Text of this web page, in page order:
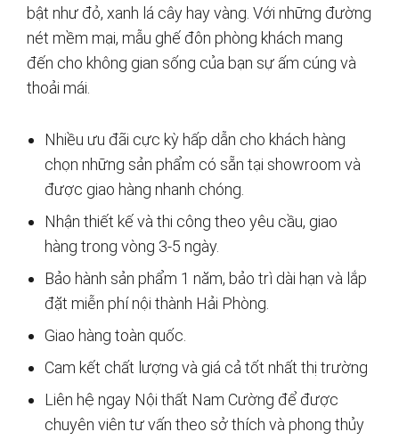
bật như đỏ, xanh lá cây hay vàng. Với những đường
nét mềm mại, mẫu ghế đôn phòng khách mang
đến cho không gian sống của bạn sự ấm cúng và
thoải mái.
Nhiều ưu đãi cực kỳ hấp dẫn cho khách hàng
chọn những sản phẩm có sẵn tại showroom và
được giao hàng nhanh chóng.
Nhận thiết kế và thi công theo yêu cầu, giao
hàng trong vòng 3-5 ngày.
Bảo hành sản phẩm 1 năm, bảo trì dài hạn và lắp
đặt miễn phí nội thành Hải Phòng.
Giao hàng toàn quốc.
Cam kết chất lượng và giá cả tốt nhất thị trường
Liên hệ ngay Nội thất Nam Cường để được
chuyên viên tư vấn theo sở thích và phong thủy